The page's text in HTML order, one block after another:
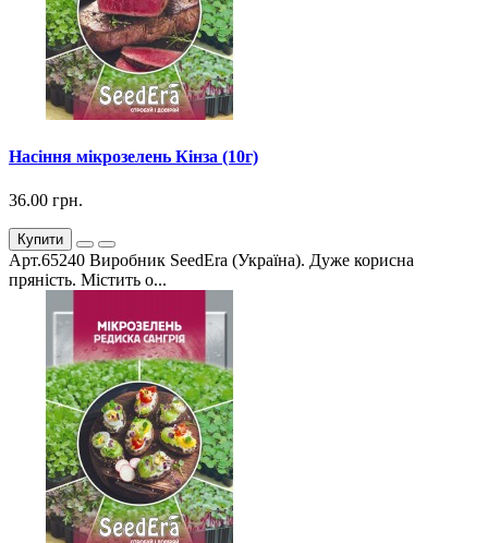
Насіння мікрозелень Кінза (10г)
36.00 грн.
Купити
Арт.65240 Виробник SeedEra (Україна). Дуже корисна
пряність. Містить о...